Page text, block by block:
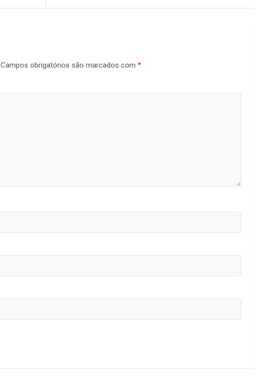
Campos obrigatórios são marcados com *